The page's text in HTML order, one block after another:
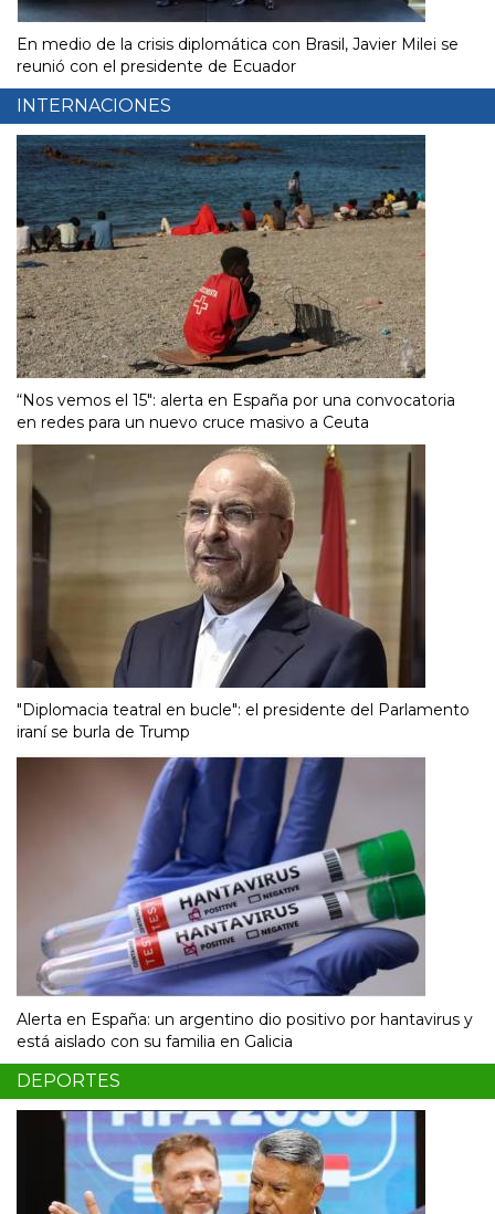
En medio de la crisis diplomática con Brasil, Javier Milei se
reunió con el presidente de Ecuador
INTERNACIONES
“Nos vemos el 15″: alerta en España por una convocatoria
en redes para un nuevo cruce masivo a Ceuta
"Diplomacia teatral en bucle": el presidente del Parlamento
iraní se burla de Trump
Alerta en España: un argentino dio positivo por hantavirus y
está aislado con su familia en Galicia
DEPORTES